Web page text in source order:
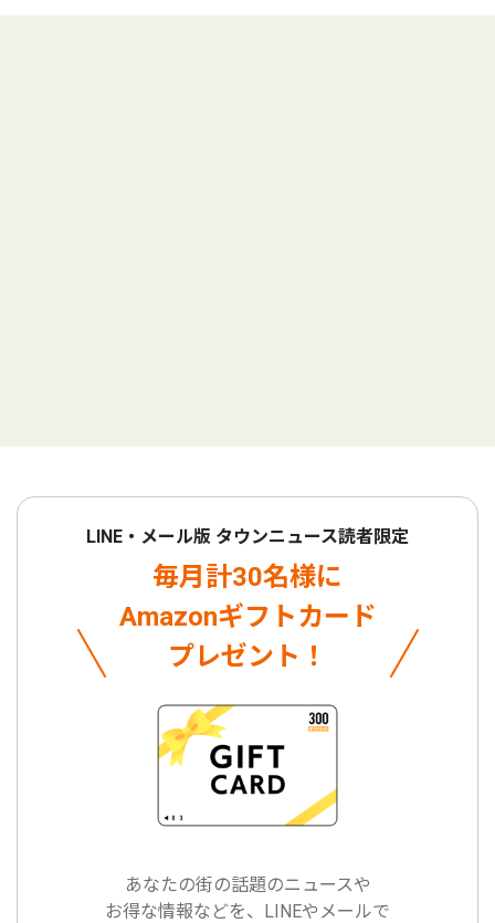
LINE・メール版 タウンニュース読者限定
毎月計30名様に
Amazonギフトカード
プレゼント！
あなたの街の話題のニュースや
お得な情報などを、LINEやメールで